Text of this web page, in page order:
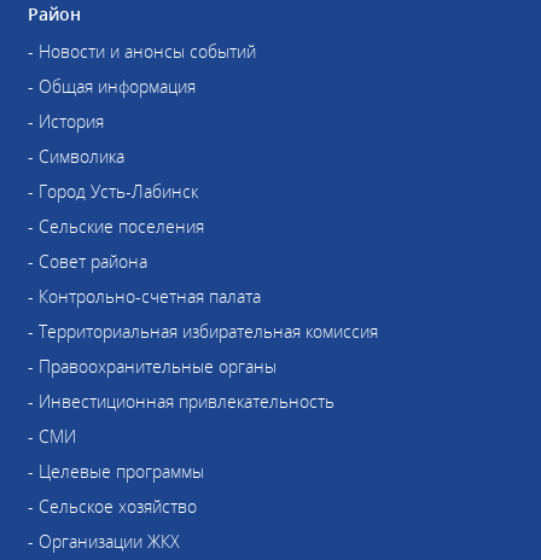
Район
- Новости и анонсы событий
- Общая информация
- История
- Символика
- Город Усть-Лабинск
- Сельские поселения
- Совет района
- Контрольно-счетная палата
- Территориальная избирательная комиссия
- Правоохранительные органы
- Инвестиционная привлекательность
- СМИ
- Целевые программы
- Сельское хозяйство
- Организации ЖКХ